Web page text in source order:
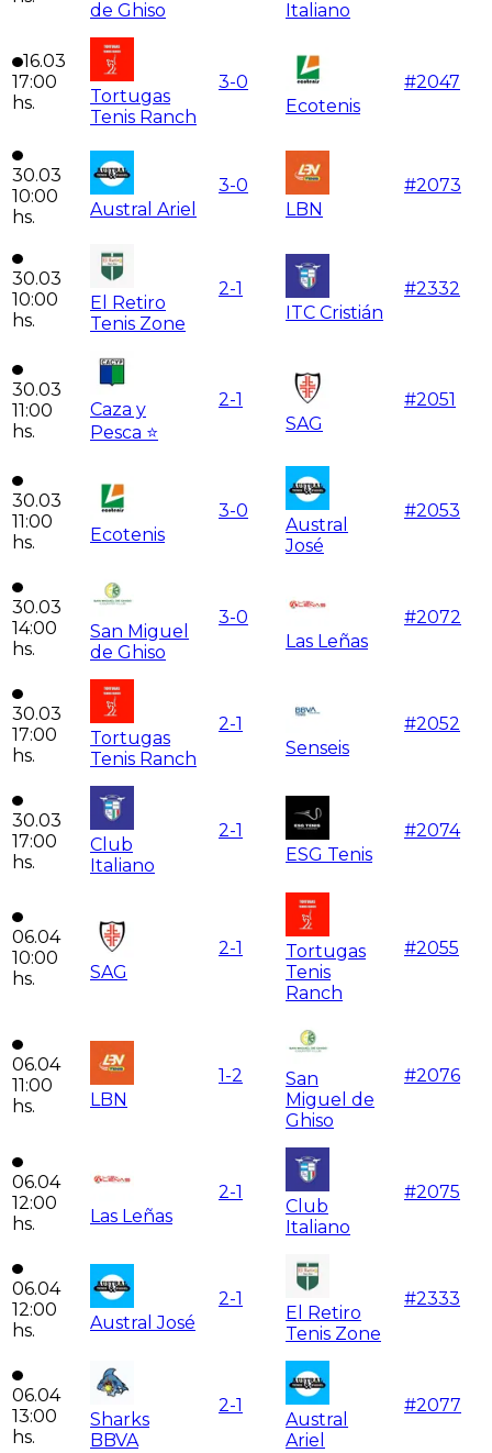
de Ghiso
Italiano
16.03
17:00
hs.
Tortugas
Tenis Ranch
3-0
Ecotenis
#2047
30.03
10:00
hs.
Austral Ariel
3-0
LBN
#2073
30.03
10:00
hs.
El Retiro
Tenis Zone
2-1
ITC Cristián
#2332
30.03
11:00
hs.
Caza y
Pesca ⭐
2-1
SAG
#2051
30.03
11:00
hs.
Ecotenis
3-0
Austral
José
#2053
30.03
14:00
hs.
San Miguel
de Ghiso
3-0
Las Leñas
#2072
30.03
17:00
hs.
Tortugas
Tenis Ranch
2-1
Senseis
#2052
30.03
17:00
hs.
Club
Italiano
2-1
ESG Tenis
#2074
06.04
10:00
hs.
SAG
2-1
Tortugas
Tenis
Ranch
#2055
06.04
11:00
hs.
LBN
1-2
San
Miguel de
Ghiso
#2076
06.04
12:00
hs.
Las Leñas
2-1
Club
Italiano
#2075
06.04
12:00
hs.
Austral José
2-1
El Retiro
Tenis Zone
#2333
06.04
13:00
hs.
Sharks
BBVA
2-1
Austral
Ariel
#2077